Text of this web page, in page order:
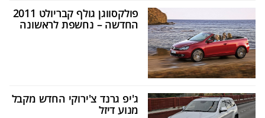
פולקסווגן גולף קבריולט 2011
החדשה – נחשפת לראשונה
ג'יפ גרנד צ'ירוקי החדש מקבל
מנוע דיזל